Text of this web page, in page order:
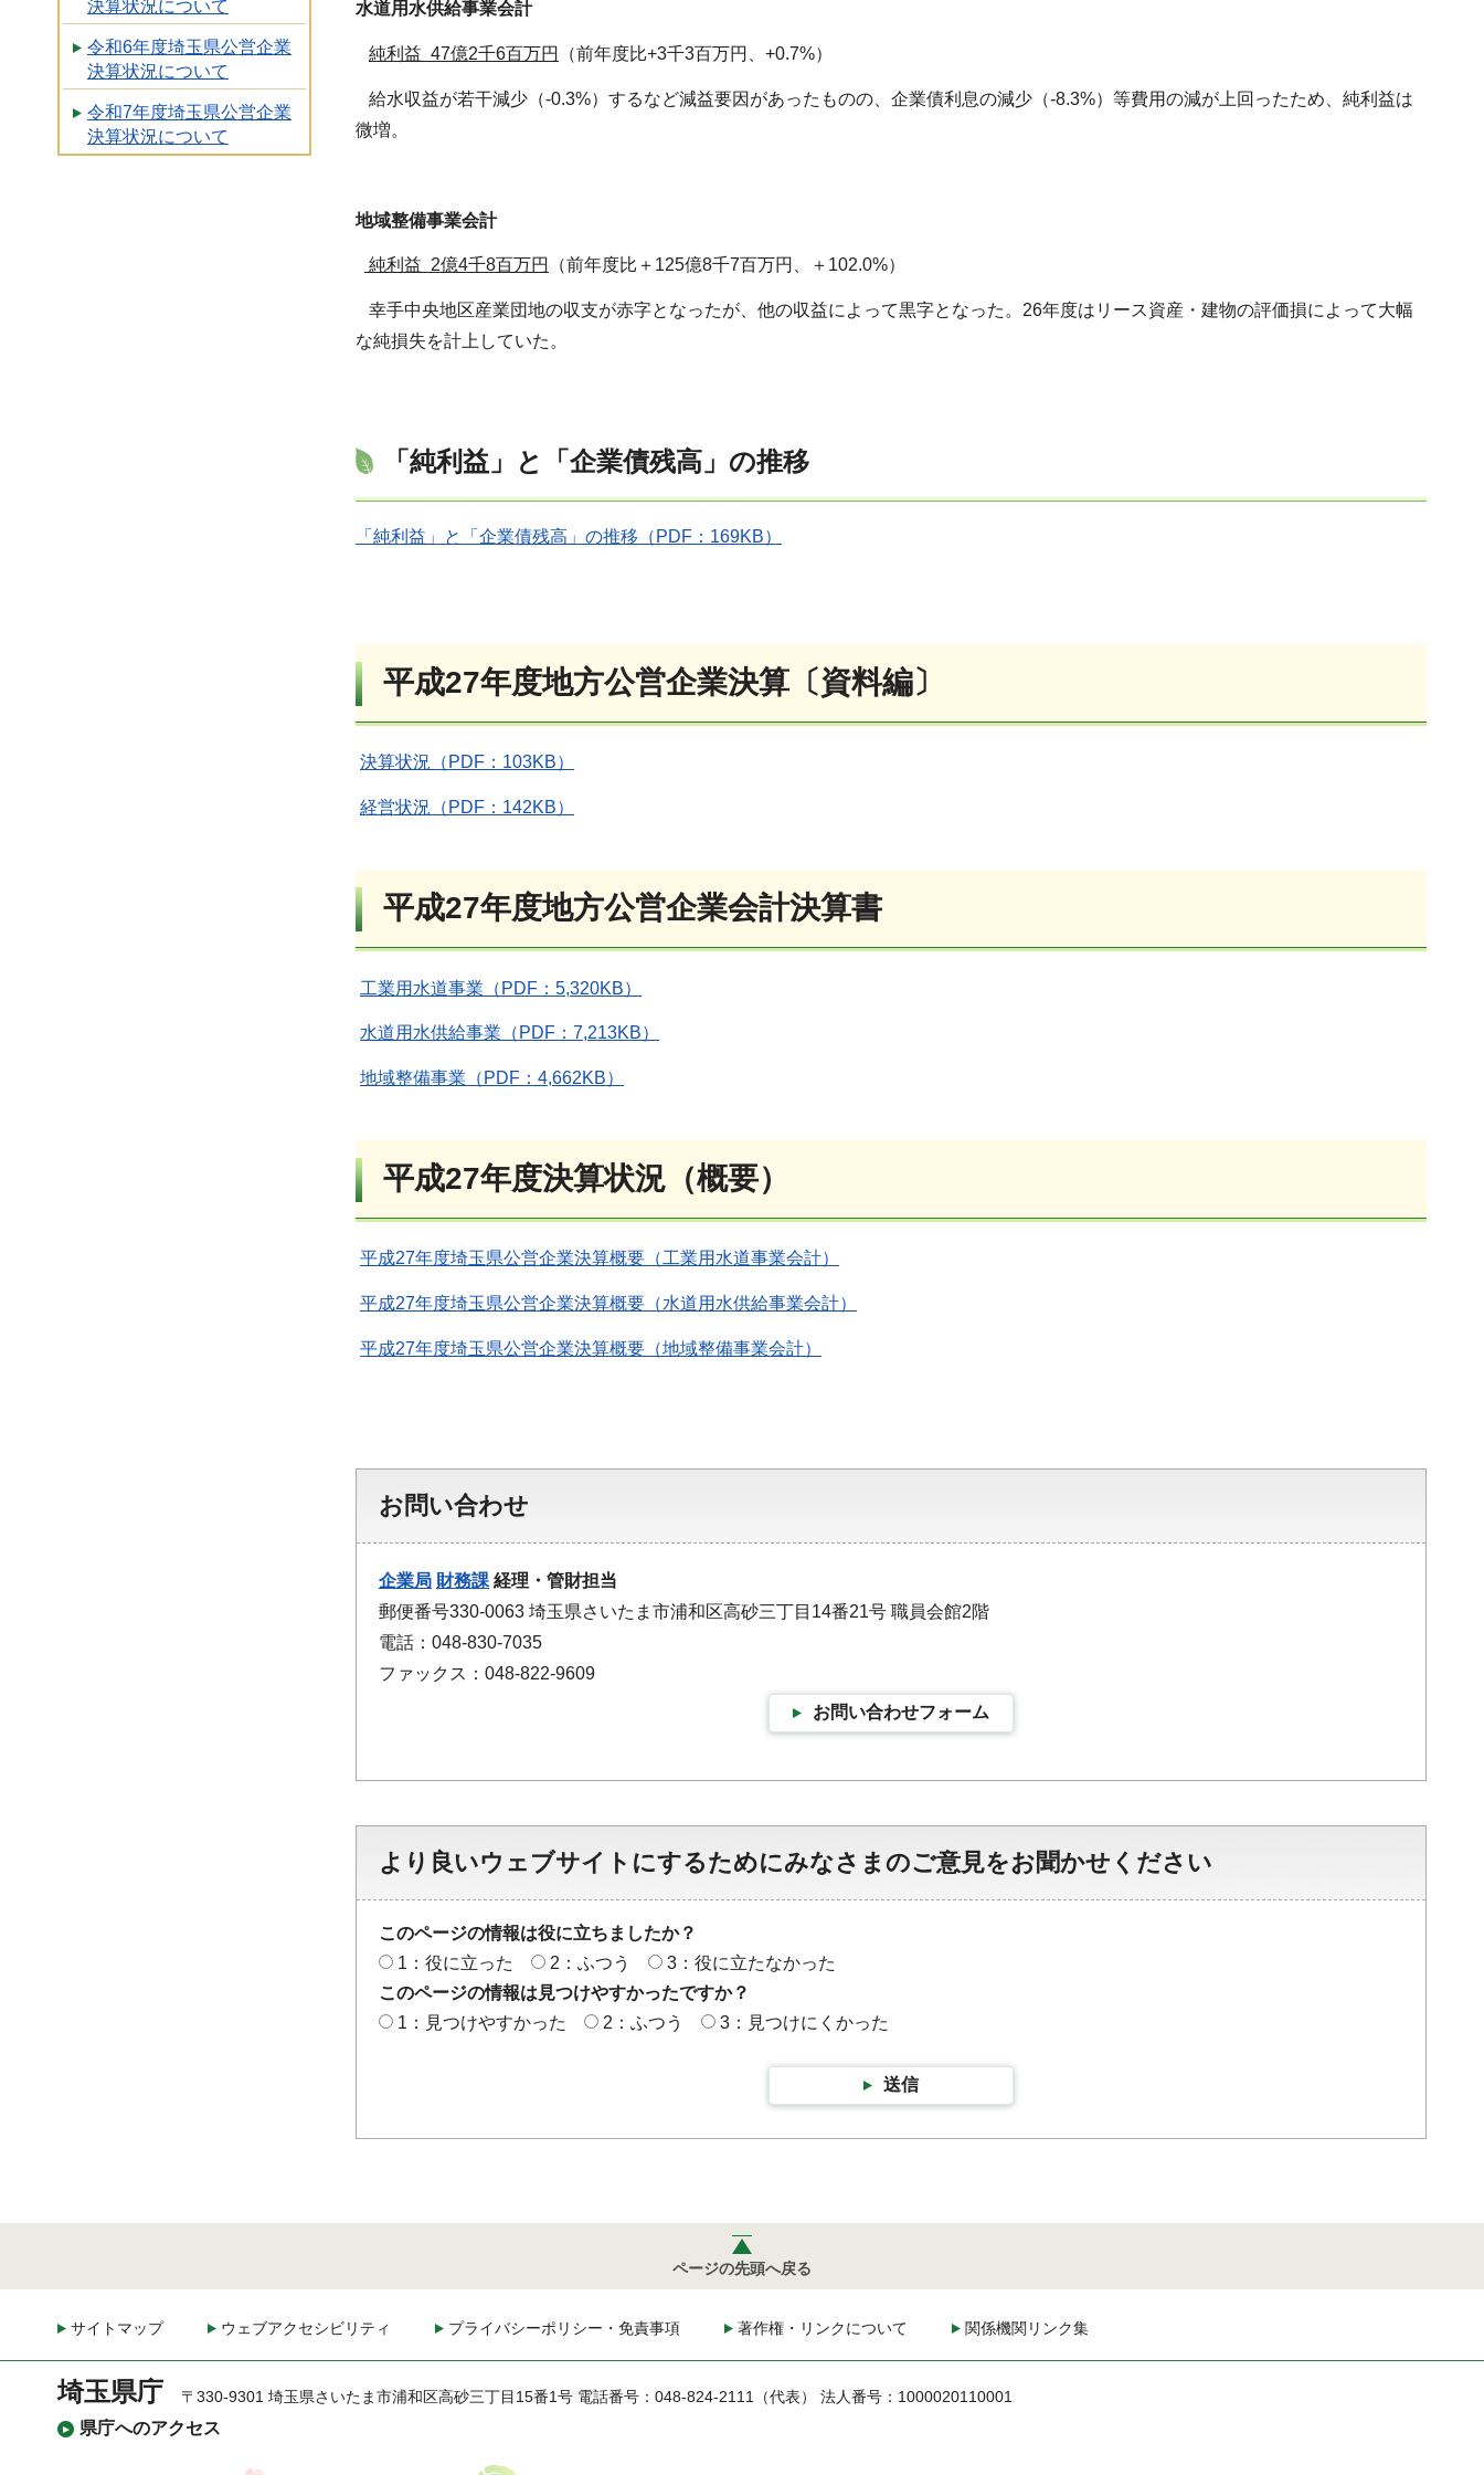
決算状況について
令和6年度埼玉県公営企業
決算状況について
令和7年度埼玉県公営企業
決算状況について
水道用水供給事業会計
純利益 47億2千6百万円 （前年度比+3千3百万円、+0.7%）
給水収益が若干減少（-0.3%）するなど減益要因があったものの、企業債利息の減少（-8.3%）等費用の減が上回ったため、純利益は
微増。
地域整備事業会計
純利益 2億4千8百万円 （前年度比＋125億8千7百万円、＋102.0%）
幸手中央地区産業団地の収支が赤字となったが、他の収益によって黒字となった。26年度はリース資産・建物の評価損によって大幅
な純損失を計上していた。
「純利益」と「企業債残高」の推移
「純利益」と「企業債残高」の推移（PDF：169KB）
平成27年度地方公営企業決算〔資料編〕
決算状況（PDF：103KB）
経営状況（PDF：142KB）
平成27年度地方公営企業会計決算書
工業用水道事業（PDF：5,320KB）
水道用水供給事業（PDF：7,213KB）
地域整備事業（PDF：4,662KB）
平成27年度決算状況（概要）
平成27年度埼玉県公営企業決算概要（工業用水道事業会計）
平成27年度埼玉県公営企業決算概要（水道用水供給事業会計）
平成27年度埼玉県公営企業決算概要（地域整備事業会計）
お問い合わせ
企業局 財務課 経理・管財担当
郵便番号330-0063 埼玉県さいたま市浦和区高砂三丁目14番21号 職員会館2階
電話：048-830-7035
ファックス：048-822-9609
お問い合わせフォーム
より良いウェブサイトにするためにみなさまのご意見をお聞かせください
このページの情報は役に立ちましたか？
1：役に立った
2：ふつう
3：役に立たなかった
このページの情報は見つけやすかったですか？
1：見つけやすかった
2：ふつう 3：見つけにくかった
送信
ページの先頭へ戻る
サイトマップ ウェブアクセシビリティ プライバシーポリシー・免責事項 著作権・リンクについて 関係機関リンク集
埼玉県庁
県庁へのアクセス
〒330-9301 埼玉県さいたま市浦和区高砂三丁目15番1号 電話番号：048-824-2111（代表） 法人番号：1000020110001